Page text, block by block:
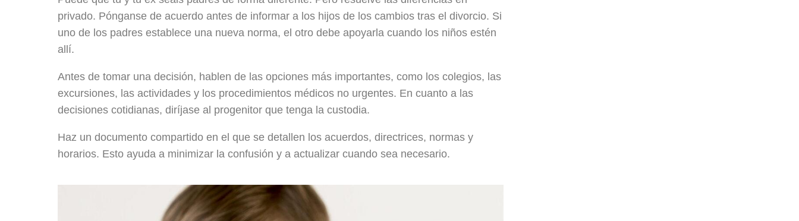
privado. Pónganse de acuerdo antes de informar a los hijos de los cambios tras el divorcio. Si
uno de los padres establece una nueva norma, el otro debe apoyarla cuando los niños estén
allí.
Antes de tomar una decisión, hablen de las opciones más importantes, como los colegios, las
excursiones, las actividades y los procedimientos médicos no urgentes. En cuanto a las
decisiones cotidianas, diríjase al progenitor que tenga la custodia.
Haz un documento compartido en el que se detallen los acuerdos, directrices, normas y
horarios. Esto ayuda a minimizar la confusión y a actualizar cuando sea necesario.